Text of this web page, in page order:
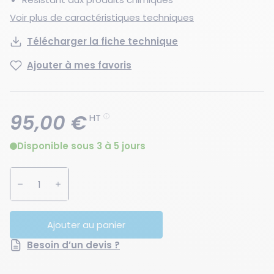
Voir plus de caractéristiques techniques
Télécharger la fiche technique
Ajouter à mes favoris
95,00 €HT
Disponible sous 3 à 5 jours
Augmenter la quantité
Ajouter au panier
Besoin d’un devis ?